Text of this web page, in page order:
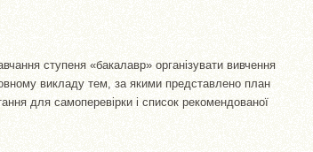
ступеня «бакалавр» організувати вивчення
викладу тем, за якими представлено план
для самоперевірки і список рекомендованої